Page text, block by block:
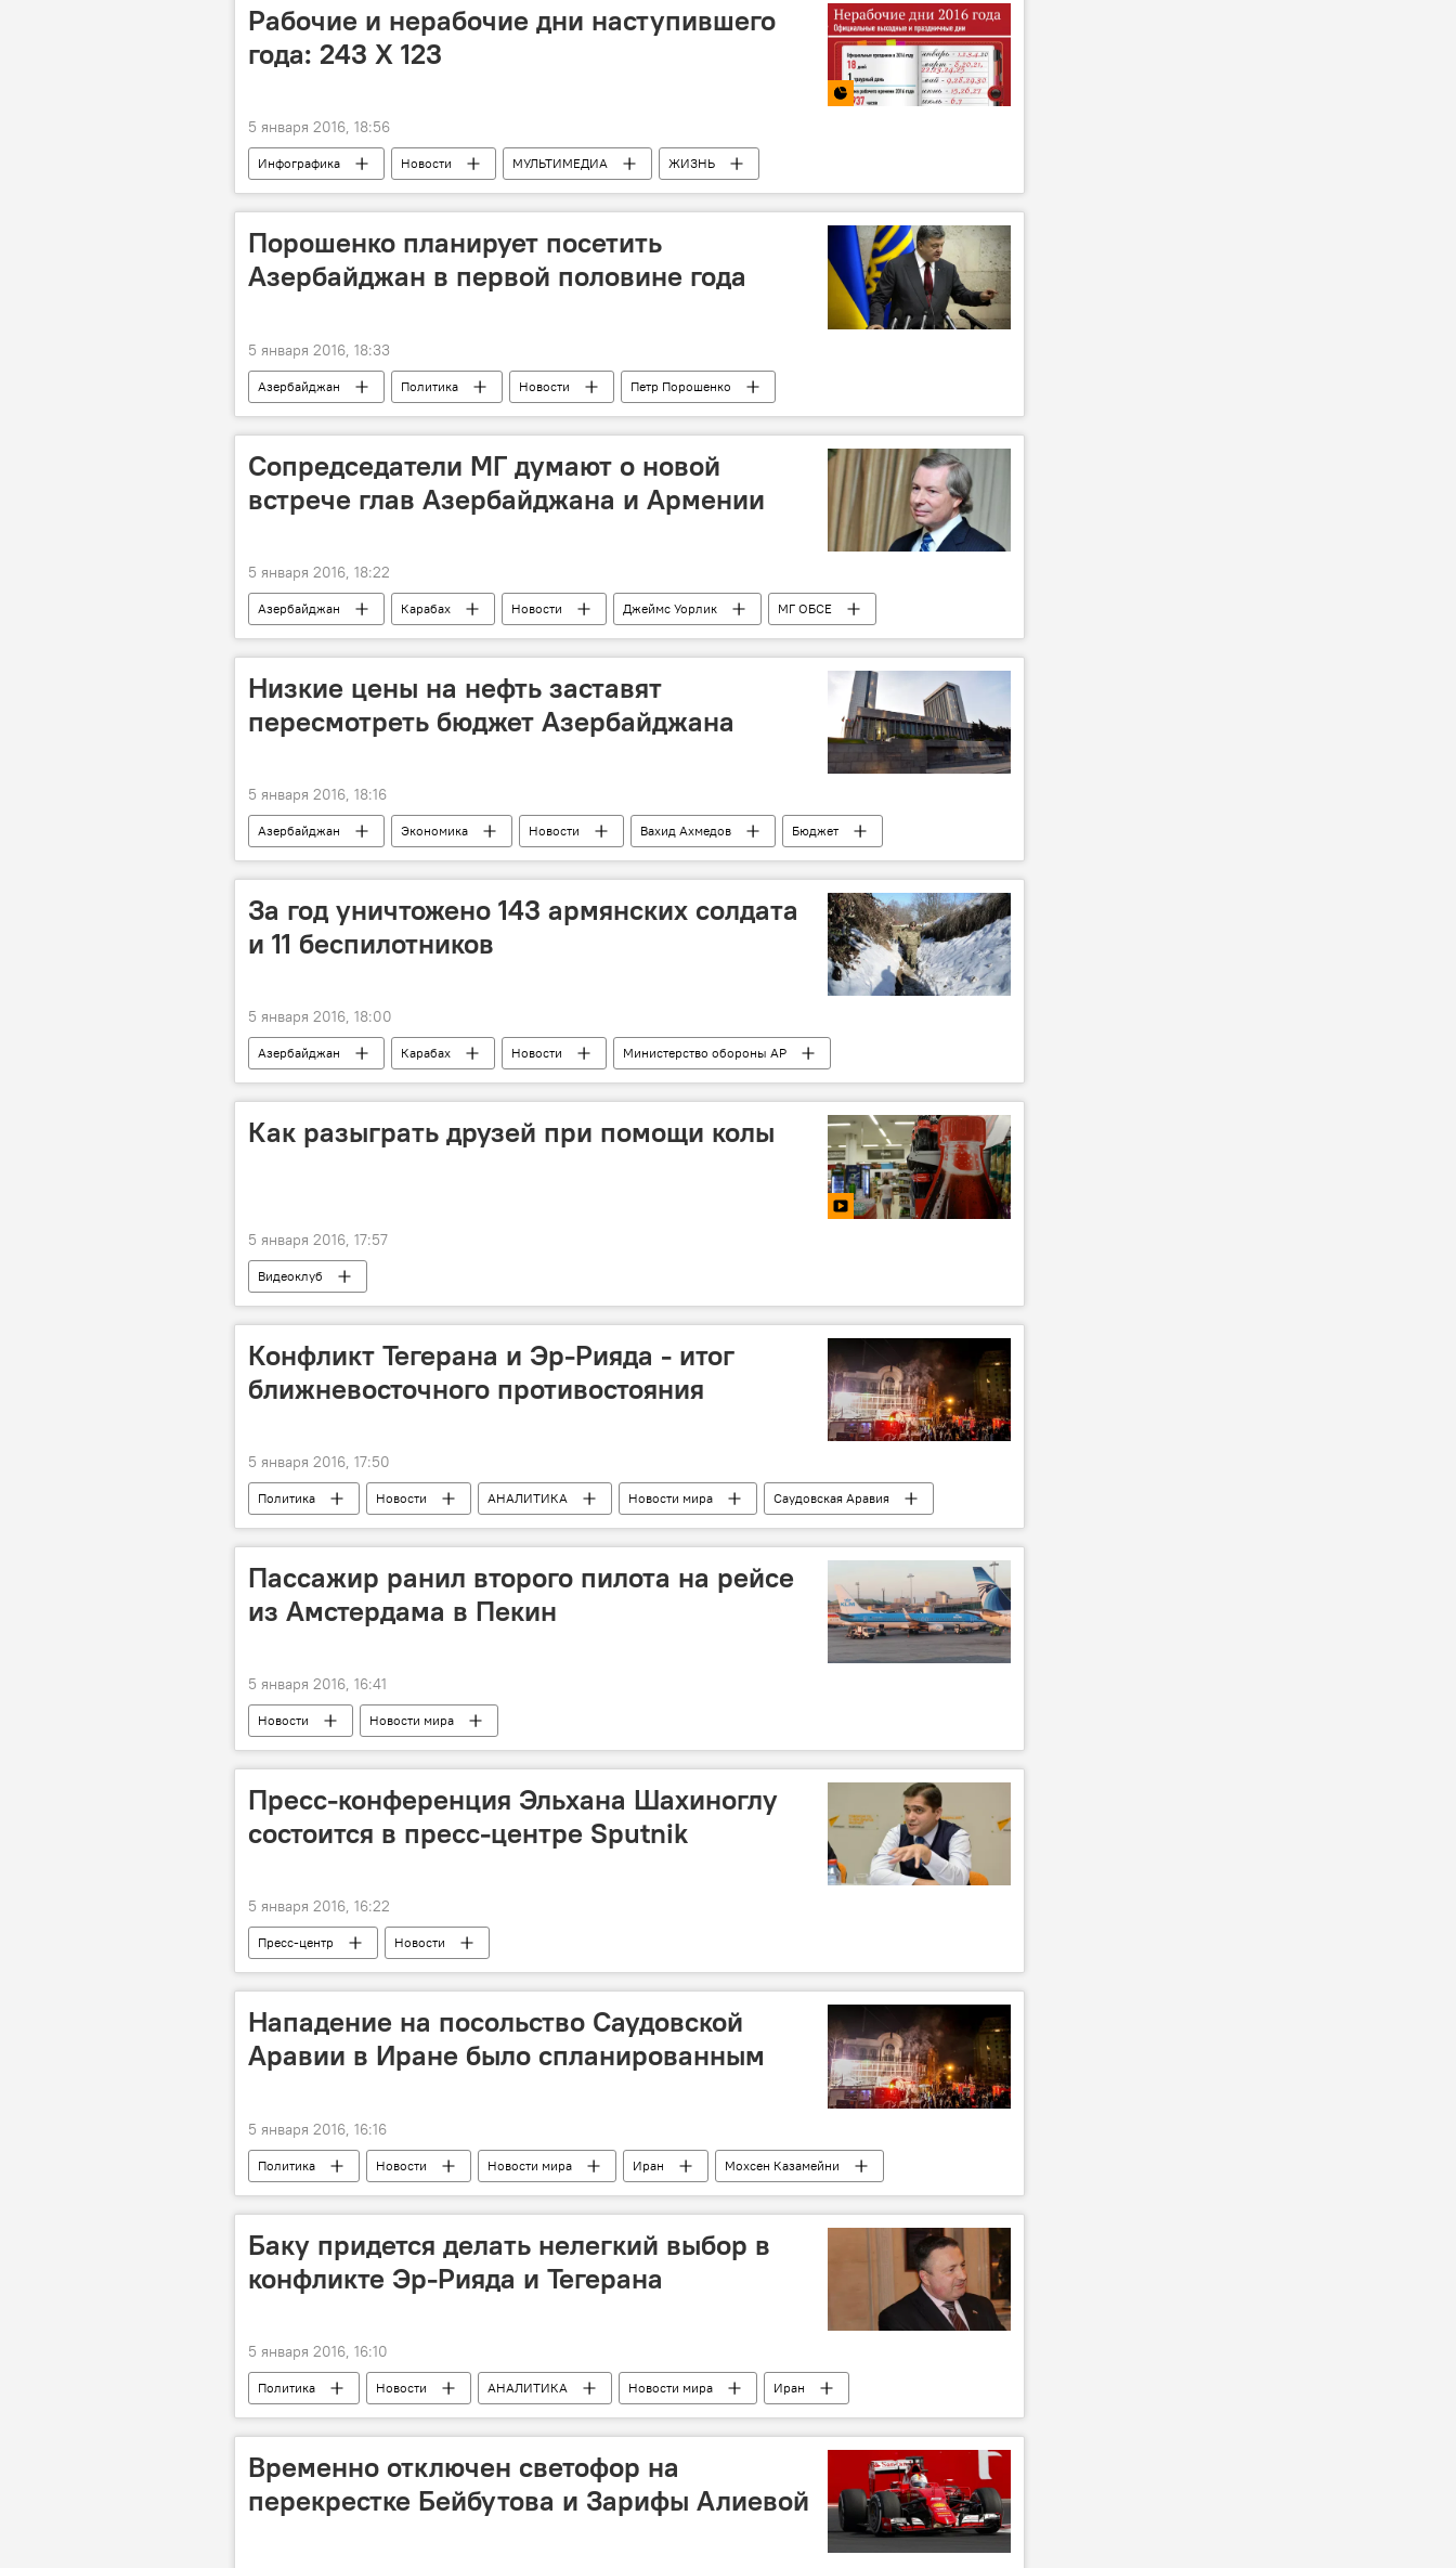
Рабочие и нерабочие дни наступившего
года: 243 Х 123
5 января 2016, 18:56
Инфографика Новости МУЛЬТИМЕДИА
ЖИЗНЬ
Министерство труда и социальной защиты населения АР
Нерабочие дни
Праздники
Порошенко планирует посетить
Азербайджан в первой половине года
5 января 2016, 18:33
Азербайджан Политика Новости Петр Порошенко
Сопредседатели МГ думают о новой
встрече глав Азербайджана и Армении
5 января 2016, 18:22
Азербайджан Карабах Новости Джеймс Уорлик МГ ОБСЕ
Низкие цены на нефть заставят
пересмотреть бюджет Азербайджана
5 января 2016, 18:16
Азербайджан Экономика Новости Вахид Ахмедов
Бюджет
Влияние нефтяных цен на Азербайджан
За год уничтожено 143 армянских солдата
и 11 беспилотников
5 января 2016, 18:00
Азербайджан Карабах Новости
Министерство обороны АР
Нарушение режима прекращения огня
Как разыграть друзей при помощи колы
5 января 2016, 17:57
Видеоклуб
Конфликт Тегерана и Эр-Рияда - итог
ближневосточного противостояния
5 января 2016, 17:50
Политика Новости АНАЛИТИКА Новости мира
Саудовская Аравия
Иран
Политолог Фикрет Садыхов Алексей Синицын Казнь проповедника
Пассажир ранил второго пилота на рейсе
из Амстердама в Пекин
5 января 2016, 16:41
Новости Новости мира
Пресс-конференция Эльхана Шахиноглу
состоится в пресс-центре Sputnik
5 января 2016, 16:22
Пресс-центр Новости
Нападение на посольство Саудовской
Аравии в Иране было спланированным
5 января 2016, 16:16
Политика Новости Новости мира Иран
Мохсен Казамейни
Казнь проповедника
Баку придется делать нелегкий выбор в
конфликте Эр-Рияда и Тегерана
5 января 2016, 16:10
Политика Новости АНАЛИТИКА Новости мира
Иран
Саудовская Аравия
Александр Перенджиев Казнь проповедника
Временно отключен светофор на
перекрестке Бейбутова и Зарифы Алиевой